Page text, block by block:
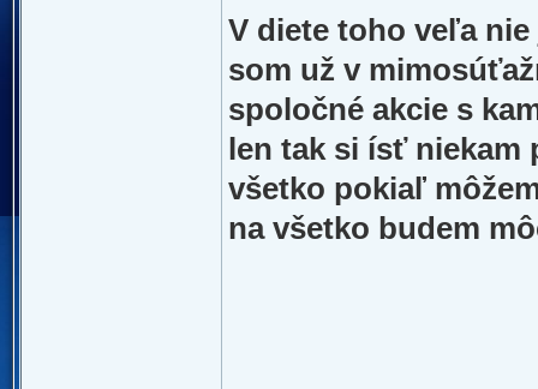
V diete toho veľa nie
som už v
spoločné akcie s
len tak si ísť
všetko pokiaľ
na všetko budem